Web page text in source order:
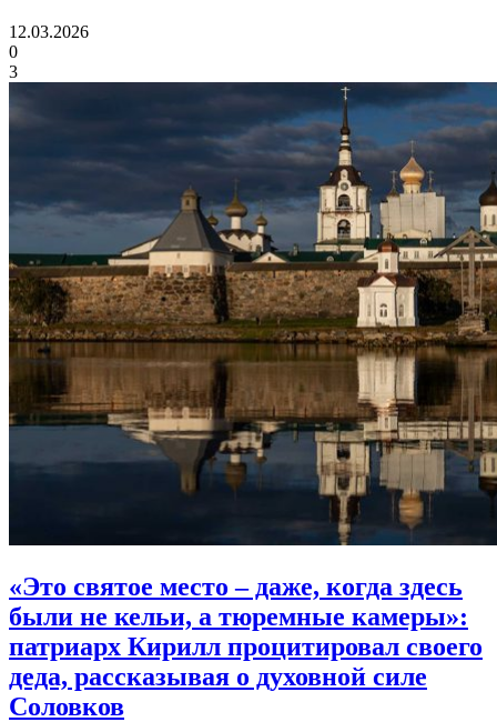
12.03.2026
0
3
«Это святое место – даже, когда здесь
были не кельи, а тюремные камеры»:
патриарх Кирилл процитировал своего
деда, рассказывая о духовной силе
Соловков